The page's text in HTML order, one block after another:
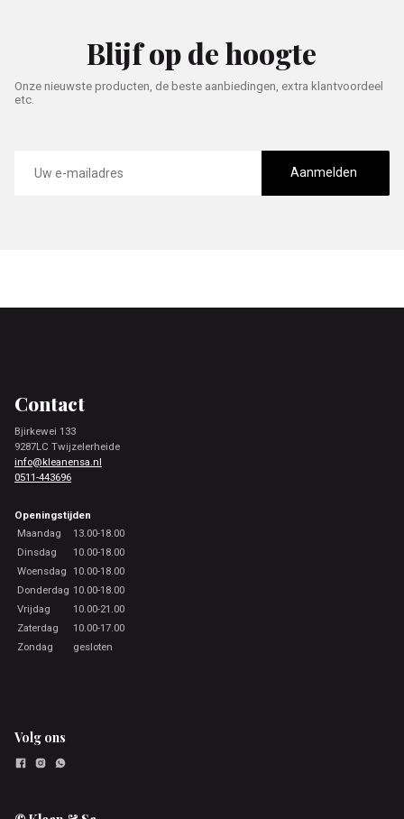
Blijf op de hoogte
Onze nieuwste producten, de beste aanbiedingen, extra klantvoordeel
etc.
mailadres
Aanmelden
Contact
Bjirkewei 133
9287LC Twijzelerheide
info@kleanensa.nl
0511-443696
Openingstijden
Maandag
13.00-18.00
Dinsdag
10.00-18.00
Woensdag 10.00-18.00
Donderdag 10.00-18.00
Vrijdag
10.00-21.00
Zaterdag
10.00-17.00
Zondag
gesloten
Volg ons